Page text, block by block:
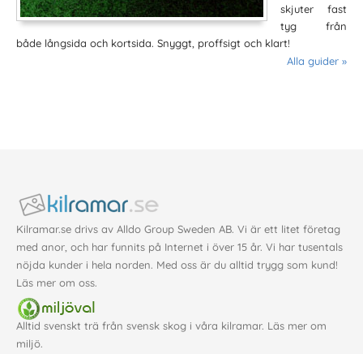
skjuter fast
tyg från
både långsida och kortsida. Snyggt, proffsigt och klart!
Alla guider »
Kilramar.se drivs av Alldo Group Sweden AB. Vi är ett litet företag
med anor, och har funnits på Internet i över 15 år. Vi har tusentals
nöjda kunder i hela norden. Med oss är du alltid trygg som kund!
Läs mer om oss.
Alltid svenskt trä från svensk skog i våra kilramar. Läs mer om
miljö.